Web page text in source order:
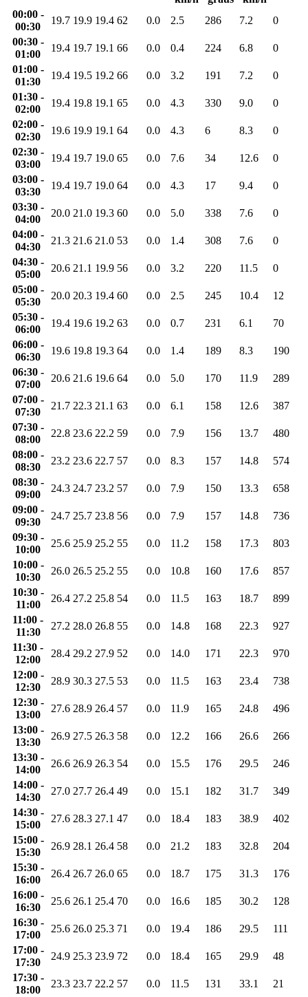
00:00 -
00:30
19.7 19.9 19.4 62 0.0 2.5 286 7.2
0
00:30 -
01:00
19.4 19.7 19.1 66 0.0 0.4 224 6.8
0
01:00 -
01:30
19.4 19.5 19.2 66 0.0 3.2 191 7.2
0
01:30 -
02:00
19.4 19.8 19.1 65 0.0 4.3 330 9.0
0
02:00 -
02:30
19.6 19.9 19.1 64 0.0 4.3 6 8.3
0
02:30 -
03:00
19.4 19.7 19.0 65 0.0 7.6 34 12.6
0
03:00 -
03:30
19.4 19.7 19.0 64 0.0 4.3 17 9.4
0
03:30 -
04:00
20.0 21.0 19.3 60 0.0 5.0 338 7.6
0
04:00 -
04:30
21.3 21.6 21.0 53 0.0 1.4 308 7.6
0
04:30 -
05:00
20.6 21.1 19.9 56 0.0 3.2 220 11.5
0
05:00 -
05:30
20.0 20.3 19.4 60 0.0 2.5 245 10.4
12
05:30 -
06:00
19.4 19.6 19.2 63 0.0 0.7 231 6.1
70
06:00 -
06:30
19.6 19.8 19.3 64 0.0 1.4 189 8.3
190
06:30 -
07:00
20.6 21.6 19.6 64 0.0 5.0 170 11.9
289
07:00 -
07:30
21.7 22.3 21.1 63 0.0 6.1 158 12.6
387
07:30 -
08:00
22.8 23.6 22.2 59 0.0 7.9 156 13.7
480
08:00 -
08:30
23.2 23.6 22.7 57 0.0 8.3 157 14.8
574
08:30 -
09:00
24.3 24.7 23.2 57 0.0 7.9 150 13.3
658
09:00 -
09:30
24.7 25.7 23.8 56 0.0 7.9 157 14.8
736
09:30 -
10:00
25.6 25.9 25.2 55 0.0 11.2 158 17.3
803
10:00 -
10:30
26.0 26.5 25.2 55 0.0 10.8 160 17.6
857
10:30 -
11:00
26.4 27.2 25.8 54 0.0 11.5 163 18.7
899
11:00 -
11:30
27.2 28.0 26.8 55 0.0 14.8 168 22.3
927
11:30 -
12:00
28.4 29.2 27.9 52 0.0 14.0 171 22.3
970
12:00 -
12:30
28.9 30.3 27.5 53 0.0 11.5 163 23.4
738
12:30 -
13:00
27.6 28.9 26.4 57 0.0 11.9 165 24.8
496
13:00 -
13:30
26.9 27.5 26.3 58 0.0 12.2 166 26.6
266
13:30 -
14:00
26.6 26.9 26.3 54 0.0 15.5 176 29.5
246
14:00 -
14:30
27.0 27.7 26.4 49 0.0 15.1 182 31.7
349
14:30 -
15:00
27.6 28.3 27.1 47 0.0 18.4 183 38.9
402
15:00 -
15:30
26.9 28.1 26.4 58 0.0 21.2 183 32.8
204
15:30 -
16:00
26.4 26.7 26.0 65 0.0 18.7 175 31.3
176
16:00 -
16:30
25.6 26.1 25.4 70 0.0 16.6 185 30.2
128
16:30 -
17:00
25.6 26.0 25.3 71 0.0 19.4 186 29.5
111
17:00 -
17:30
24.9 25.3 23.9 72 0.0 18.4 165 29.9
48
17:30 -
18:00
23.3 23.7 22.2 57 0.0 11.5 131 33.1
21